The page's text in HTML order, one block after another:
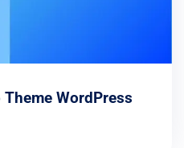
Theme WordPress